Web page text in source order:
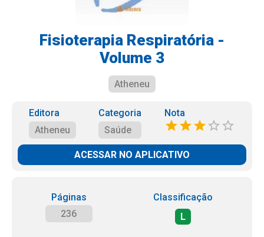
Fisioterapia Respiratória -
Volume 3
Atheneu
Editora
Atheneu
Categoria
Saúde
Nota
ACESSAR NO APLICATIVO
Páginas
236
Classificação
L